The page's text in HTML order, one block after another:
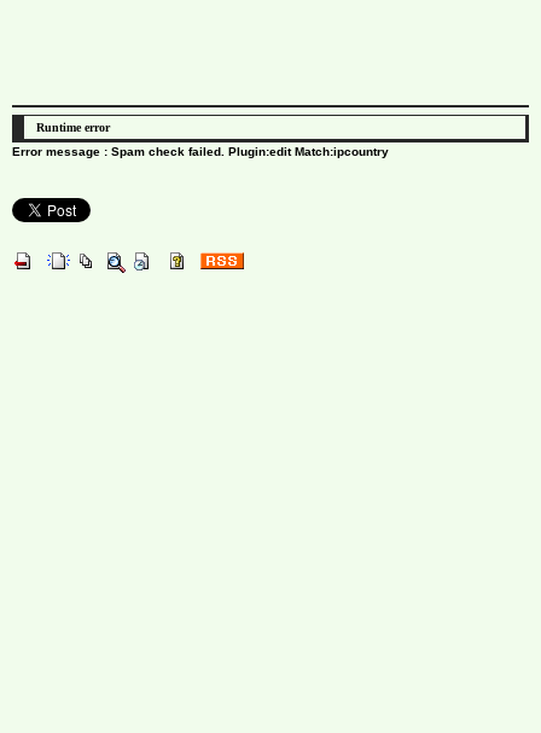
Runtime error
Error message : Spam check failed. Plugin:edit Match:ipcountry